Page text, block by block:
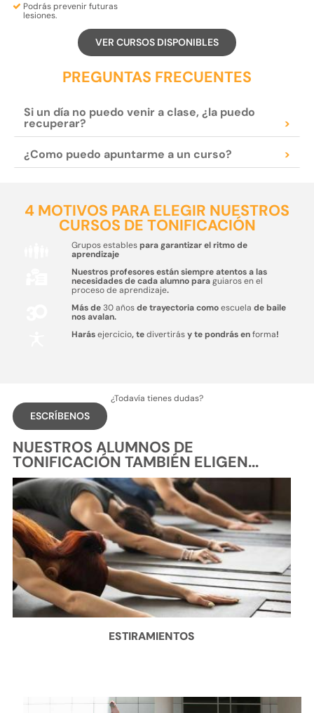
Podrásprevenir futuras
lesiones.
VER CURSOS DISPONIBLES
PREGUNTAS FRECUENTES
Si un día no puedo venir a clase, ¿la puedo
recuperar? >
¿Como puedo apuntarme a un curso? >
4 MOTIVOS PARA ELEGIR NUESTROS
CURSOS DE TONIFICACIÓN
Grupos establespara garantizar el ritmo de
aprendizaje
Nuestros profesores están siempre atentos a las
necesidades de cada alumno paraguiaros en el
proceso de aprendizaje.
Más de30 añosde trayectoria comoescuela de baile
nos avalan.
Harásejercicio, tedivertirásy te pondrás enforma!
¿Todavía tienes dudas?
ESCRÍBENOS
NUESTROS ALUMNOS DE
TONIFICACIÓN TAMBIÉN ELIGEN...
ESTIRAMIENTOS